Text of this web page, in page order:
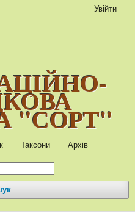
"СОРТ"
Таксони Архів
Увійти